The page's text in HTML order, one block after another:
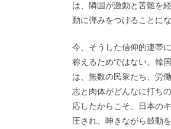
は、隣国が激動と苦難を
動に弾みをつけることに
今、そうした信仰的連帯
称えるためではない。韓
は、無数の民衆たち、労
志と肉体がどんなに打ち
応したからこそ、日本の
圧され、呻きながら鼓動